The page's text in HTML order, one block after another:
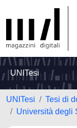
UNITesi
UNITesi
Tesi di
Università degli